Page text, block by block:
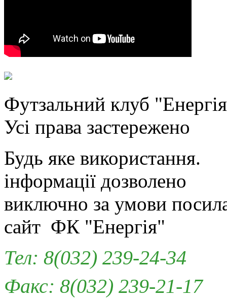
Футзальний клуб
Усi права застережено
Будь яке використання.
iнформацiї дозволено
виключно за умови
сайт ФК "Енергія"
Тел: 8(032) 239-24-34
Факс: 8(032) 239-21-17